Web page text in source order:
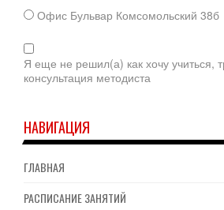
Офис Бульвар Комсомольский 38б
Я еще не решил(а) как хочу учиться,
консультация методиста
НАВИГАЦИЯ
ГЛАВНАЯ
РАСПИСАНИЕ ЗАНЯТИЙ